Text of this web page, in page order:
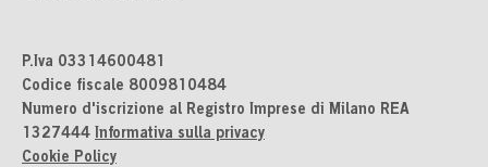
P.Iva 03314600481
Codice fiscale 8009810484
Numero d'iscrizione al Registro Imprese di Milano REA
1327444 Informativa sulla privacy
Cookie Policy